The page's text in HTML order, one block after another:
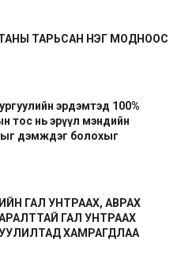
ТАРЬСАН НЭГ МОДНООС
эрдэмтэд 100%
тос нь эрүүл мэндийн
дэмждэг болохыг
ГАЛ УНТРААХ, АВРАХ
ГАЛ УНТРААХ
ХАМРАГДЛАА